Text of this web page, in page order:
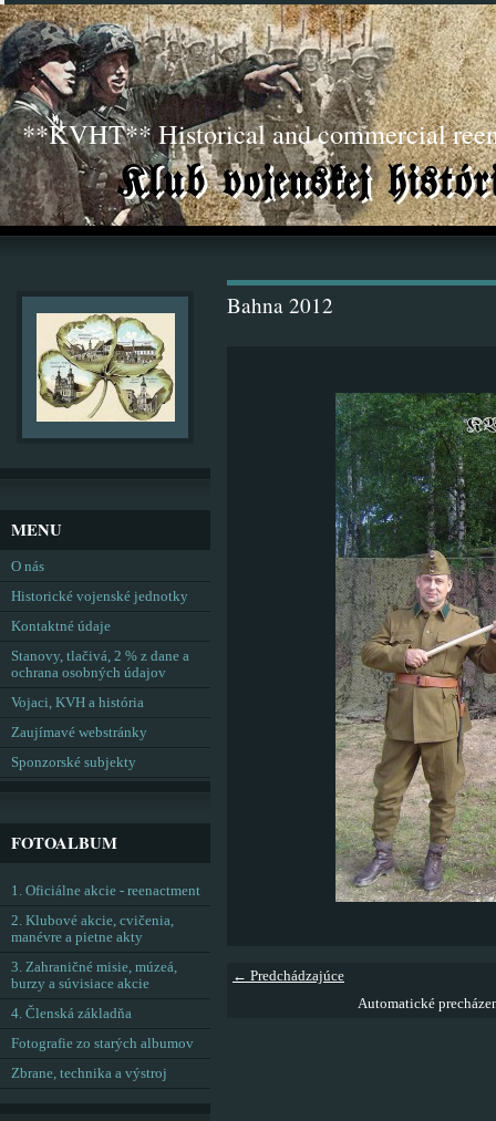
**KVHT** Historical and commercial
Bahna 2012
← Predchádzajúce
Automatické
MENU
O nás
Historické vojenské jednotky
Kontaktné údaje
Stanovy, tlačivá, 2 % z dane a
ochrana osobných údajov
Vojaci, KVH a história
Zaujímavé webstránky
Sponzorské subjekty
FOTOALBUM
1. Oficiálne akcie - reenactment
2. Klubové akcie, cvičenia,
manévre a pietne akty
3. Zahraničné misie, múzeá,
burzy a súvisiace akcie
4. Členská základňa
Fotografie zo starých albumov
Zbrane, technika a výstroj